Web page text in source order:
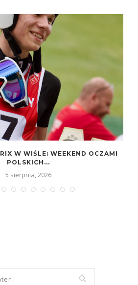
W WIŚLE: WEEKEND OCZAMI
POLSKICH...
5 sierpnia, 2026